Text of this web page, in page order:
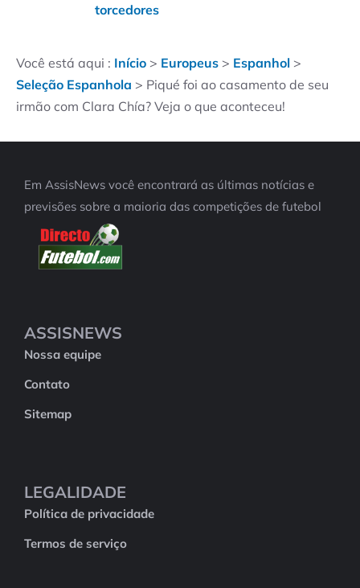
torcedores
Você está aqui : Início > Europeus > Espanhol >
Seleção Espanhola > Piqué foi ao casamento de seu
irmão com Clara Chía? Veja o que aconteceu!
Em AssisNews você encontrará as últimas notícias e
previsões sobre a maioria das competições de futebol
ASSISNEWS
Nossa equipe
Contato
Sitemap
LEGALIDADE
Política de privacidade
Termos de serviço